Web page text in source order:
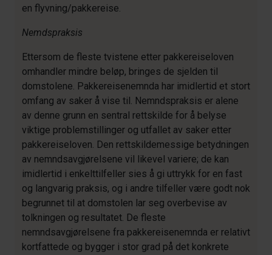
en flyvning/pakkereise.
Nemdspraksis
Ettersom de fleste tvistene etter pakkereiseloven
omhandler mindre beløp, bringes de sjelden til
domstolene. Pakkereisenemnda har imidlertid et stort
omfang av saker å vise til. Nemndspraksis er alene
av denne grunn en sentral rettskilde for å belyse
viktige problemstillinger og utfallet av saker etter
pakkereiseloven. Den rettskildemessige betydningen
av nemndsavgjørelsene vil likevel variere; de kan
imidlertid i enkelttilfeller sies å gi uttrykk for en fast
og langvarig praksis, og i andre tilfeller være godt nok
begrunnet til at domstolen lar seg overbevise av
tolkningen og resultatet. De fleste
nemndsavgjørelsene fra pakkereisenemnda er relativt
kortfattede og bygger i stor grad på det konkrete